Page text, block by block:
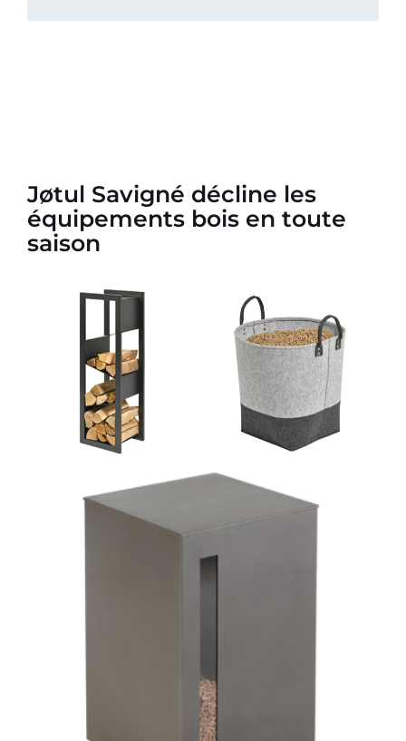
Jøtul Savigné décline les
équipements bois en toute
saison